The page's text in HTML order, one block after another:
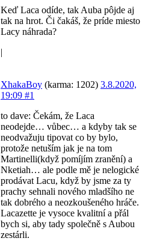
Keď Laca odíde, tak Auba pôjde aj
tak na hrot. Či čakáš, že príde miesto
Lacy náhrada?
|
XhakaBoy (karma: 1202) 3.8.2020,
19:09 #1
to dave: Čekám, že Laca
neodejde… vůbec… a kdyby tak se
neodvažuju tipovat co by bylo,
protože netuším jak je na tom
Martinelli(když pomíjím zranění) a
Nketiah… ale podle mě je nelogické
prodávat Lacu, když by jsme za ty
prachy sehnali nového mladšího ne
tak dobrého a neozkoušeného hráče.
Lacazette je vysoce kvalitní a přál
bych si, aby tady společně s Aubou
zestárli.